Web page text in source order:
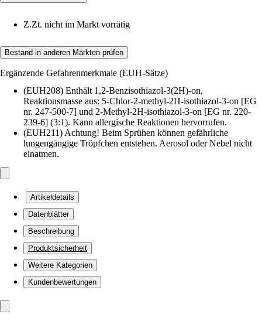
Z.Zt. nicht im Markt vorrätig
Bestand in anderen Märkten prüfen
Ergänzende Gefahrenmerkmale (EUH-Sätze)
(EUH208) Enthält 1,2-Benzisothiazol-3(2H)-on,
Reaktionsmasse aus: 5-Chlor-2-methyl-2H-isothiazol-3-on [EG
nr. 247-500-7] und 2-Methyl-2H-isothiazol-3-on [EG nr. 220-
239-6] (3:1). Kann allergische Reaktionen hervorrufen.
(EUH211) Achtung! Beim Sprühen können gefährliche
lungengängige Tröpfchen entstehen. Aerosol oder Nebel nicht
einatmen.
Artikeldetails
Datenblätter
Beschreibung
Produktsicherheit
Weitere Kategorien
Kundenbewertungen